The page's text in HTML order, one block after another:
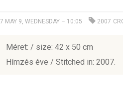
MAY 9, WEDNESDAY – 10:05 2007
Méret: / size: 42 x 50 cm
Hímzés éve / Stitched in: 2007.